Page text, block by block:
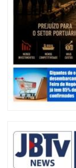
08/08/2026 | 07:00
Agosto Laranja
deficiências e inclusão
BALNEÁRIO